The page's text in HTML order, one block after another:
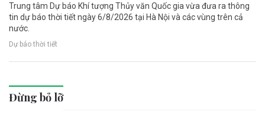
Trung tâm Dự báo Khí tượng Thủy văn Quốc gia vừa đưa ra thông
tin dự báo thời tiết ngày 6/8/2026 tại Hà Nội và các vùng trên cả
nước.
Dự báo thời tiết
Đừng bỏ lỡ